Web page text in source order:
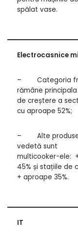
spălat vase.
Electrocasnice
– Categoria
rămâne principala
de creștere a
cu aproape 52%;
– Alte
vedetă sunt
multicooker-ele:
45% și stațiile de
+ aproape 35%.
IT